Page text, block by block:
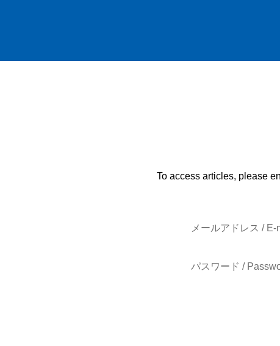
To access articles, please
メールアドレス / E-
パスワード /